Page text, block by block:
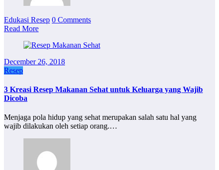
Edukasi Resep 0 Comments
Read More
December 26, 2018
Resep
3 Kreasi Resep Makanan Sehat untuk Keluarga yang Wajib
Dicoba
Menjaga pola hidup yang sehat merupakan salah satu hal yang
wajib dilakukan oleh setiap orang.…